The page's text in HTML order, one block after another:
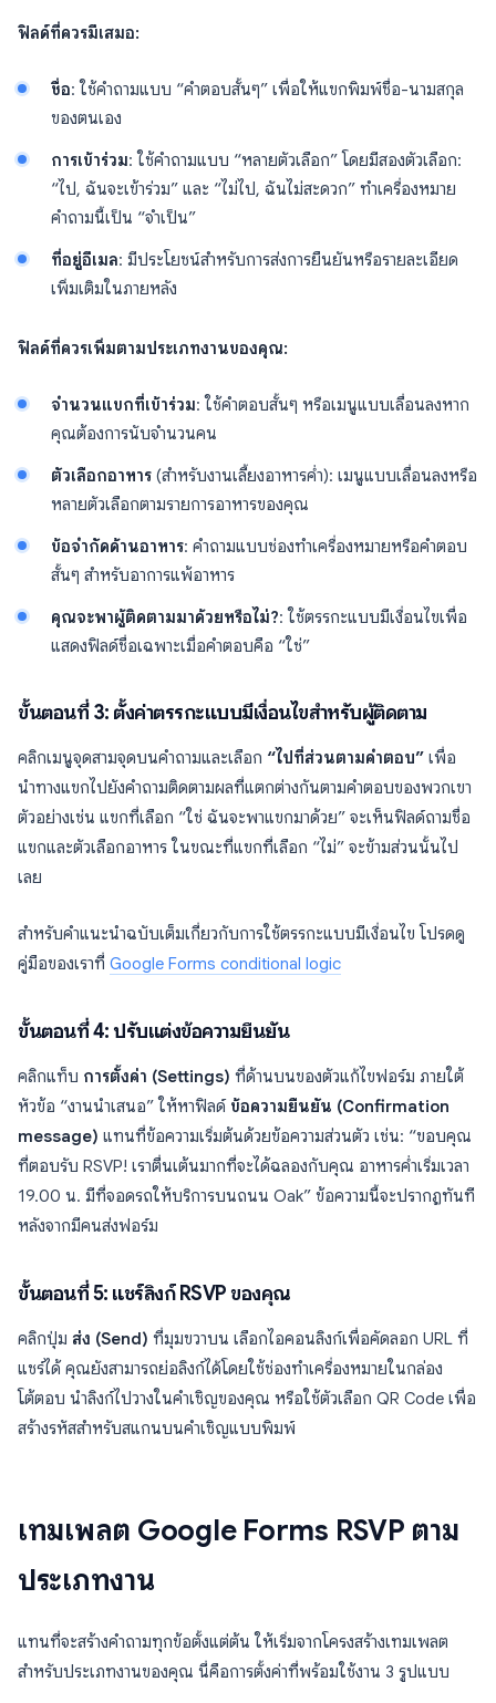
ฟิลด์ที่ควรมีเสมอ:
ชื่อ: ใช้คำถามแบบ “คำตอบสั้นๆ” เพื่อให้แขกพิมพ์ชื่อ-นามสกุล
ของตนเอง
การเข้าร่วม: ใช้คำถามแบบ “หลายตัวเลือก” โดยมีสองตัวเลือก:
“ไป, ฉันจะเข้าร่วม” และ “ไม่ไป, ฉันไม่สะดวก” ทำเครื่องหมาย
คำถามนี้เป็น “จำเป็น”
ที่อยู่อีเมล: มีประโยชน์สำหรับการส่งการยืนยันหรือรายละเอียด
เพิ่มเติมในภายหลัง
ฟิลด์ที่ควรเพิ่มตามประเภทงานของคุณ:
จำนวนแขกที่เข้าร่วม: ใช้คำตอบสั้นๆ หรือเมนูแบบเลื่อนลงหาก
คุณต้องการนับจำนวนคน
ตัวเลือกอาหาร (สำหรับงานเลี้ยงอาหารค่ำ): เมนูแบบเลื่อนลงหรือ
หลายตัวเลือกตามรายการอาหารของคุณ
ข้อจำกัดด้านอาหาร: คำถามแบบช่องทำเครื่องหมายหรือคำตอบ
สั้นๆ สำหรับอาการแพ้อาหาร
คุณจะพาผู้ติดตามมาด้วยหรือไม่?: ใช้ตรรกะแบบมีเงื่อนไขเพื่อ
แสดงฟิลด์ชื่อเฉพาะเมื่อคำตอบคือ “ใช่”
ขั้นตอนที่ 3: ตั้งค่าตรรกะแบบมีเงื่อนไขสำหรับผู้ติดตาม
คลิกเมนูจุดสามจุดบนคำถามและเลือก “ไปที่ส่วนตามคำตอบ” เพื่อ
นำทางแขกไปยังคำถามติดตามผลที่แตกต่างกันตามคำตอบของพวกเขา
ตัวอย่างเช่น แขกที่เลือก “ใช่ ฉันจะพาแขกมาด้วย” จะเห็นฟิลด์ถามชื่อ
แขกและตัวเลือกอาหาร ในขณะที่แขกที่เลือก “ไม่” จะข้ามส่วนนั้นไป
เลย
สำหรับคำแนะนำฉบับเต็มเกี่ยวกับการใช้ตรรกะแบบมีเงื่อนไข โปรดดู
คู่มือของเราที่ Google Forms conditional logic
ขั้นตอนที่ 4: ปรับแต่งข้อความยืนยัน
คลิกแท็บ การตั้งค่า (Settings) ที่ด้านบนของตัวแก้ไขฟอร์ม ภายใต้
หัวข้อ “งานนำเสนอ” ให้หาฟิลด์ ข้อความยืนยัน (Confirmation
message) แทนที่ข้อความเริ่มต้นด้วยข้อความส่วนตัว เช่น: “ขอบคุณ
ที่ตอบรับ RSVP! เราตื่นเต้นมากที่จะได้ฉลองกับคุณ อาหารค่ำเริ่มเวลา
19.00 น. มีที่จอดรถให้บริการบนถนน Oak” ข้อความนี้จะปรากฏทันที
หลังจากมีคนส่งฟอร์ม
ขั้นตอนที่ 5: แชร์ลิงก์ RSVP ของคุณ
คลิกปุ่ม ส่ง (Send) ที่มุมขวาบน เลือกไอคอนลิงก์เพื่อคัดลอก URL ที่
แชร์ได้ คุณยังสามารถย่อลิงก์ได้โดยใช้ช่องทำเครื่องหมายในกล่อง
โต้ตอบ นำลิงก์ไปวางในคำเชิญของคุณ หรือใช้ตัวเลือก QR Code เพื่อ
สร้างรหัสสำหรับสแกนบนคำเชิญแบบพิมพ์
เทมเพลต Google Forms RSVP ตาม
ประเภทงาน
แทนที่จะสร้างคำถามทุกข้อตั้งแต่ต้น ให้เริ่มจากโครงสร้างเทมเพลต
สำหรับประเภทงานของคุณ นี่คือการตั้งค่าที่พร้อมใช้งาน 3 รูปแบบ